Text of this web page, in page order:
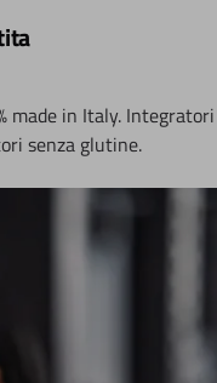
made in Italy. Integratori
senza glutine.